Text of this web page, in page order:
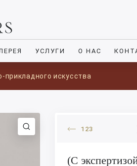
УСЛУГИ О НАС
искусства
123
(С